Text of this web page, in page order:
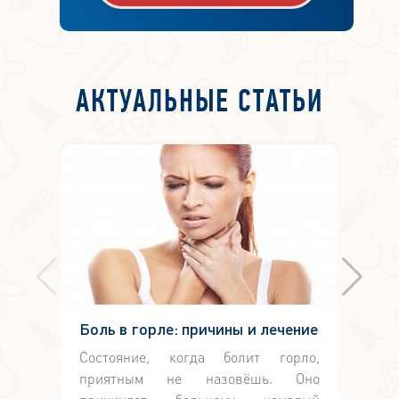
АКТУАЛЬНЫЕ СТАТЬИ
Боль в горле: причины и лечение
Состояние, когда болит горло,
приятным не назовёшь. Оно